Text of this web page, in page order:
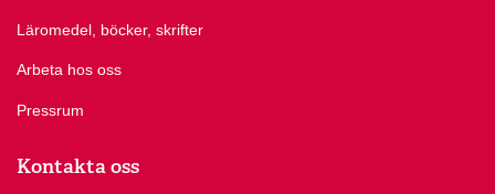
Läromedel, böcker, skrifter
Arbeta hos oss
Pressrum
Kontakta oss